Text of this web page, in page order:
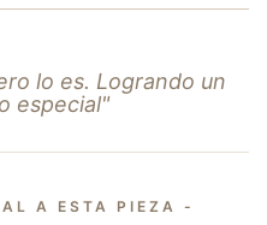
lo es. Logrando un
especial"
A ESTA PIEZA -